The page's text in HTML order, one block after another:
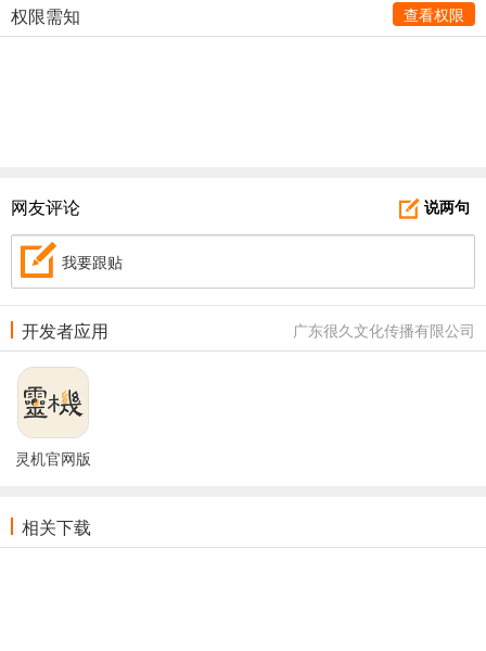
权限需知 查看权限
说两句
网友评论
我要跟贴
广东很久文化传播有限公司
开发者应用
灵机官网版
相关下载